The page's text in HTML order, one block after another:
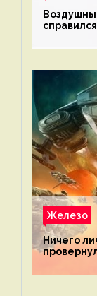
Железо
Ничего
механике